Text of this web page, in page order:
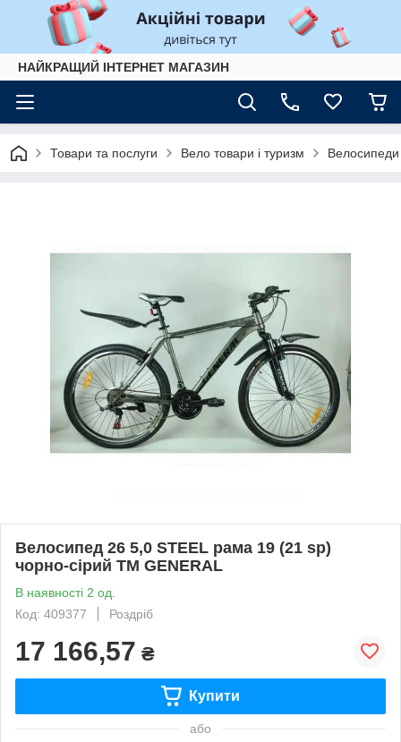
НАЙКРАЩИЙ ІНТЕРНЕТ МАГАЗИН
Товари та послуги Вело товари і туризм Велосипеди
Велосипед 26 5,0 STEEL рама 19 (21 sp)
чорно-сірий ТМ GENERAL
В наявності 2 од.
Код: 409377
Роздріб
17 166,57 ₴
Купити
або